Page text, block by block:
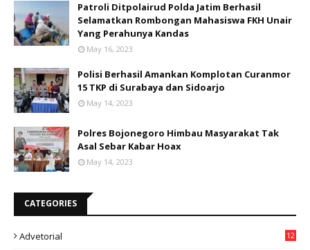
Patroli Ditpolairud Polda Jatim Berhasil
Selamatkan Rombongan Mahasiswa FKH Unair
Yang Perahunya Kandas
May 16, 2023
Polisi Berhasil Amankan Komplotan Curanmor
15 TKP di Surabaya dan Sidoarjo
May 14, 2023
Polres Bojonegoro Himbau Masyarakat Tak
Asal Sebar Kabar Hoax
May 14, 2023
CATEGORIES
Advetorial 12